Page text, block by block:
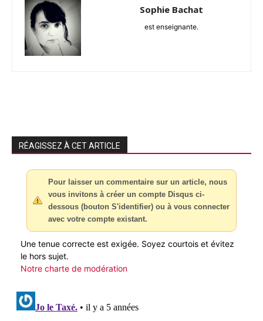
Sophie Bachat
est enseignante.
RÉAGISSEZ À CET ARTICLE
Pour laisser un commentaire sur un article, nous
vous invitons à créer un compte Disqus ci-
dessous (bouton S'identifier) ou à vous connecter
avec votre compte existant.
Une tenue correcte est exigée. Soyez courtois et évitez
le hors sujet.
Notre charte de modération